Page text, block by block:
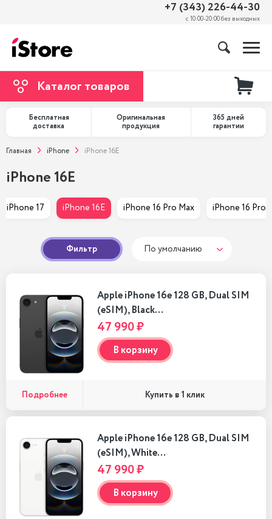
+7 (343) 226-44-30
с 10:00-20:00 без выходных
Каталог товаров
Бесплатная
доставка
Оригинальная
продукция
365 дней
гарантии
Главная iPhone iPhone 16E
iPhone 16E
iPhone 17 iPhone 16E iPhone 16 Pro Max iPhone 16 Pro
Фильтр По умолчанию
Apple iPhone 16e 128 GB, Dual SIM
(eSIM), Black…
47 990 ₽
В корзину
Подробнее Купить в 1 клик
Apple iPhone 16e 128 GB, Dual SIM
(eSIM), White…
47 990 ₽
В корзину